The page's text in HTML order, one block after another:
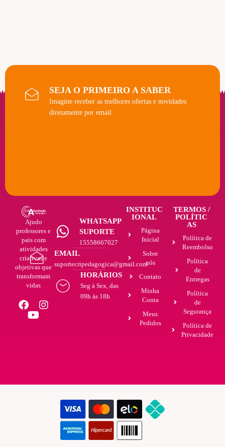
SEJA O PRIMEIRO A SABER
Imagine receber as melhores ofertas e novidades
diretamente por email.
Ajudo
professores e
pais com
atividades
criativas e
objetivas que
transformam
vidas
WHATSAPP
SUPORTE
15558667027
EMAIL
suportecripedagogica@gmail.com
HORÁRIOS
Seg à Sex, das
09h às 18h
INSTITUC
IONAL
Página
Inicial
Sobre
nós
Contato
Minha
Conta
Meus
Pedidos
TERMOS /
POLÍTIC
AS
Política de
Reembolso
Política
de
Entregas
Política
de
Segurança
Política de
Privacidade